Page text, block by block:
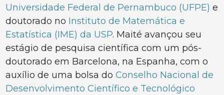
Universidade Federal de Pernambuco (UFPE) e
doutorado no Instituto de Matemática e
Estatística (IME) da USP. Maité avançou seu
estágio de pesquisa científica com um pós-
doutorado em Barcelona, na Espanha, com o
auxílio de uma bolsa doConselho Nacional de
Desenvolvimento Científico e Tecnológico